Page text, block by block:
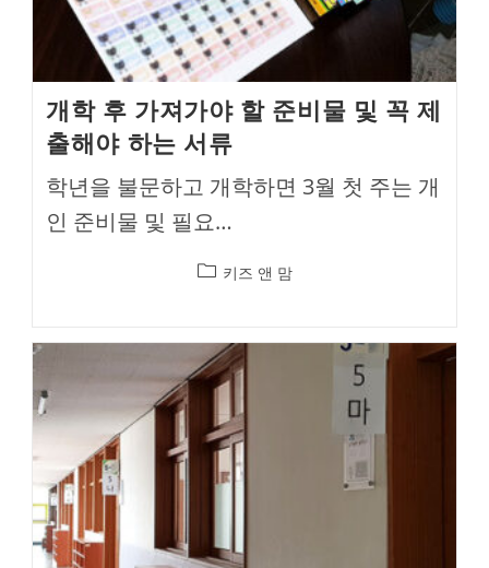
개학 후 가져가야 할 준비물 및 꼭 제
출해야 하는 서류
학년을 불문하고 개학하면 3월 첫 주는 개
인 준비물 및 필요…
Post키즈 앤 맘